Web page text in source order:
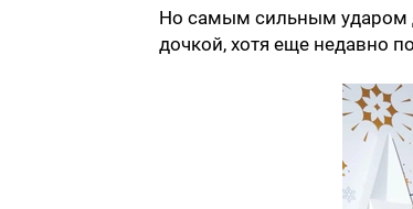
Но самым сильным ударом
дочкой, хотя еще недавно